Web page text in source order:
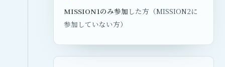
MISSION1のみ参加 した方（MISSION2に
参加していない方）